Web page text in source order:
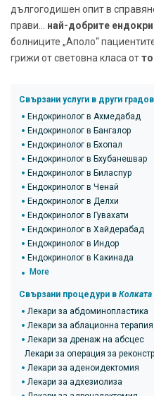
дългогодишен опит в
прави... най-добрите
болниците „Аполо“
грижи от световна класа от
Свързани услуги в други
Ендокринолог в Ахмедабад
Ендокринолог в Бангалор
Ендокринолог в Бхопал
Ендокринолог в Бхубанешвар
Ендокринолог в Биласпур
Ендокринолог в Ченай
Ендокринолог в Делхи
Ендокринолог в Гувахати
Ендокринолог в Хайдерабад
Ендокринолог в Индор
Ендокринолог в Какинада
More
Свързани процедури в Колката
Лекари за абдоминопластика
Лекари за аблационна терапия
Лекари за дренаж на абсцес
Лекари за операция за
Лекари за аденоидектомия
Лекари за адхезиолиза